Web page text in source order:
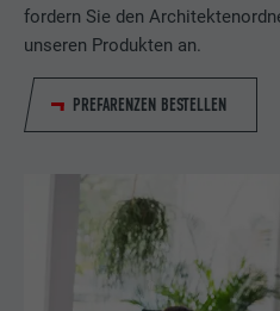
fordern Sie den
unseren Produkten an.
PREFARENZEN BESTELLEN